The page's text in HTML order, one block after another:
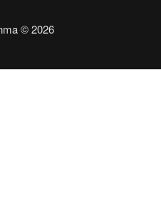
© 2026